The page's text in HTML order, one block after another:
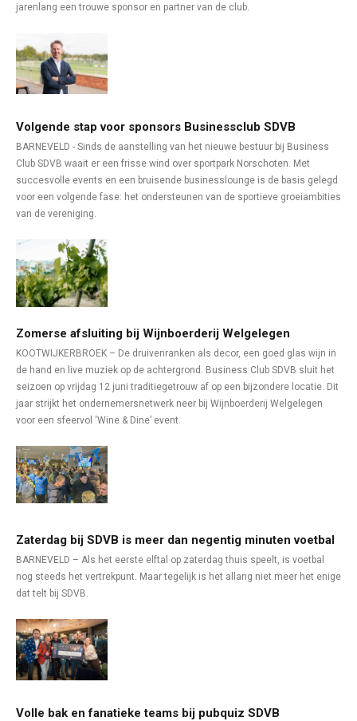
jarenlang een trouwe sponsor en partner van de club.
Volgende stap voor sponsors Businessclub SDVB
BARNEVELD - Sinds de aanstelling van het nieuwe bestuur bij Business
Club SDVB waait er een frisse wind over sportpark Norschoten. Met
succesvolle events en een bruisende businesslounge is de basis gelegd
voor een volgende fase: het ondersteunen van de sportieve groeiambities
van de vereniging.
Zomerse afsluiting bij Wijnboerderij Welgelegen
KOOTWIJKERBROEK – De druivenranken als decor, een goed glas wijn in
de hand en live muziek op de achtergrond. Business Club SDVB sluit het
seizoen op vrijdag 12 juni traditiegetrouw af op een bijzondere locatie. Dit
jaar strijkt het ondernemersnetwerk neer bij Wijnboerderij Welgelegen
voor een sfeervol ‘Wine & Dine’ event.
Zaterdag bij SDVB is meer dan negentig minuten voetbal
BARNEVELD – Als het eerste elftal op zaterdag thuis speelt, is voetbal
nog steeds het vertrekpunt. Maar tegelijk is het allang niet meer het enige
dat telt bij SDVB.
Volle bak en fanatieke teams bij pubquiz SDVB